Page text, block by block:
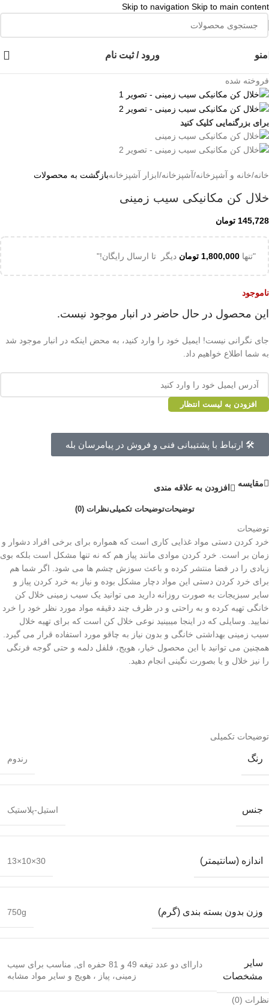
Skip to navigation Skip to main content
منو ورود / ثبت نام
فروخته شده
برای بزرگنمایی کلیک کنید
خانه/خانه و آشپزخانه/آشپزخانه/ابزار آشپزخانهبازگشت به محصولات
خلال کن مکانیکی سیب زمینی
145,728 تومان
"تنها 1,800,000 تومان دیگر تا ارسال رایگان!"
ناموجود
این محصول در حال حاضر در انبار موجود نیست.
جای نگرانی نیست! ایمیل خود را وارد کنید، به محض اینکه در انبار موجود شد
به شما اطلاع خواهیم داد.
افزودن به لیست انتظار
🛠 ارتباط با پشتیبانی فنی و فروش در پیامرسان بله
مقايسه افزودن به علاقه مندی
توضیحاتتوضیحات تکمیلینظرات (0)
توضیحات
خرد کردن دستی مواد غذایی کاری است که همواره برای برخی افراد دشوار و
زمان بر است. خرد کردن موادی مانند پیاز هم که نه تنها مشکل است بلکه بوی
زیادی را در فضا منتشر کرده و باعث سوزش چشم ها می شود. اگر شما هم
برای خرد کردن دستی این مواد دچار مشکل بوده و نیاز به خرد کردن پیاز و
سایر سبزیجات به صورت روزانه دارید می توانید یک سیب زمینی خلال کن
خانگی تهیه کرده و به راحتی و در ظرف چند دقیقه مواد مورد نظر خود را خرد
نمایید. وسایلی که در اینجا میبینید نوعی خلال کن است که برای تهیه خلال
سیب زمینی بهداشتی خانگی و بدون نیاز به چاقو مورد استفاده قرار می گیرد.
همچنین می توانید با این محصول خیار، هویج، فلفل دلمه و حتی گوجه فرنگی
را نیز خلال و یا بصورت نگینی انجام دهید.
توضیحات تکمیلی
رنگ رندوم
جنس استیل-پلاستیک
اندازه (سانتیمتر) 30×10×13
وزن بدون بسته بندی (گرم) 750g
سایر
مشخصات
داراای دو عدد تیغه 49 و 81 حفره ای
مناسب برای سیب
زمینی، پیاز ، هویج و سایر مواد مشابه
نظرات (0)